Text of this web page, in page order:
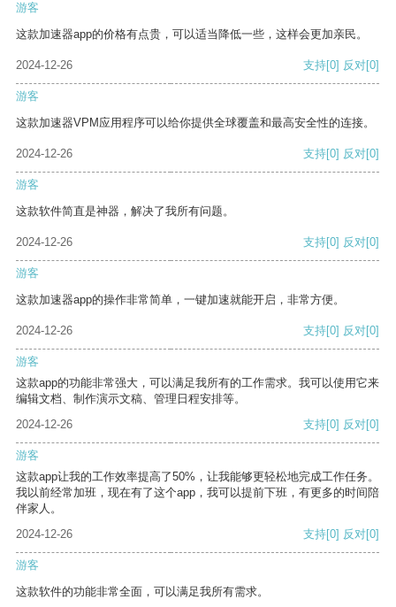
游客
这款加速器app的价格有点贵，可以适当降低一些，这样会更加亲民。
2024-12-26 支持[0] 反对[0]
游客
这款加速器VPM应用程序可以给你提供全球覆盖和最高安全性的连接。
2024-12-26 支持[0] 反对[0]
游客
这款软件简直是神器，解决了我所有问题。
2024-12-26 支持[0] 反对[0]
游客
这款加速器app的操作非常简单，一键加速就能开启，非常方便。
2024-12-26 支持[0] 反对[0]
游客
这款app的功能非常强大，可以满足我所有的工作需求。我可以使用它来
编辑文档、制作演示文稿、管理日程安排等。
2024-12-26
支持[0] 反对[0]
游客
这款app让我的工作效率提高了50%，让我能够更轻松地完成工作任务。
我以前经常加班，现在有了这个app，我可以提前下班，有更多的时间陪
伴家人。
2024-12-26
支持[0] 反对[0]
游客
这款软件的功能非常全面，可以满足我所有需求。